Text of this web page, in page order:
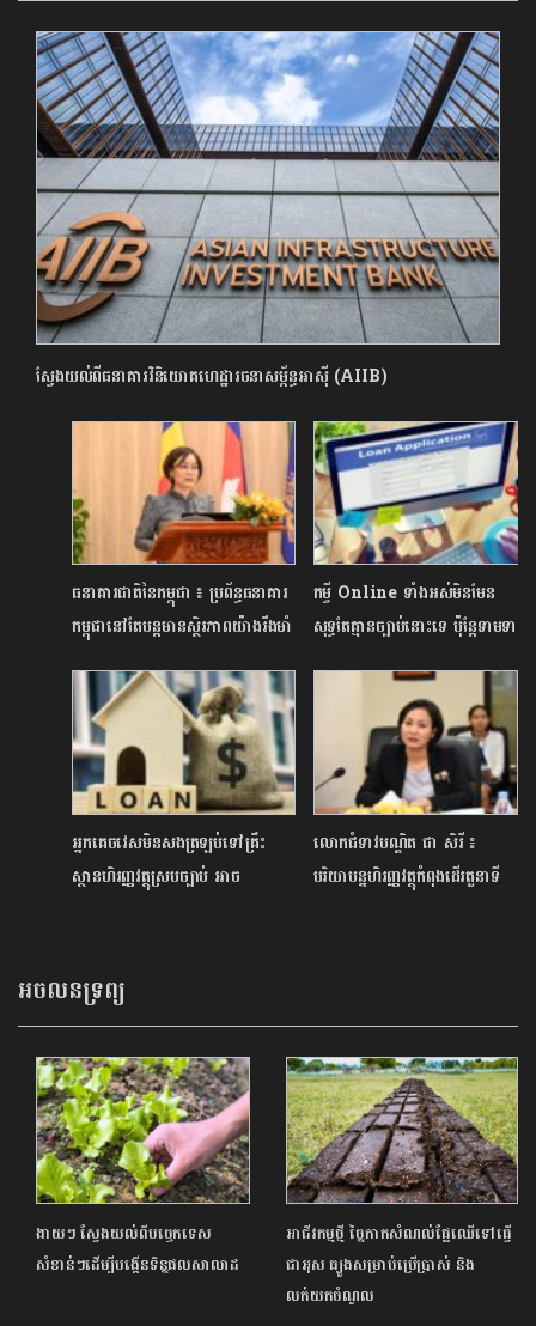
ស្វែងយល់ពីធនាគារវិនិយោគហេដ្ឋារចនាសម្ព័ន្ធអាស៊ី (AIIB)
ធនាគារជាតិនៃកម្ពុជា ៖ ប្រព័ន្ធធនាគារ
កម្ពុជានៅតែបន្តមានស្ថិរភាពយ៉ាងរឹងមាំ
កម្ចី Online ទាំងអស់មិនមែន
សុទ្ធតែគ្មានច្បាប់នោះទេ ប៉ុន្តែទាមទារ
អ្នកគេចវេសមិនសងត្រឡប់ទៅគ្រឹះ
ស្ថានហិរញ្ញវត្ថុស្របច្បាប់ អាច
លោកជំទាវបណ្ឌិត ជា សិរី ៖
បរិយាបន្នហិរញ្ញវត្ថុកំពុងដើរតួនាទី
អចលនទ្រព្យ
ងាយៗ ស្វែងយល់ពីបច្ចេកទេស
សំខាន់ៗដើម្បីបង្កើនទិន្នផលសាលាដ
អាជីវកម្មថ្មី ច្នៃកាកសំណល់ផ្លែឈើទៅធ្វើ
ជាអុស ធ្យូងសម្រាប់ប្រើប្រាស់ និង
លក់យកចំណូល